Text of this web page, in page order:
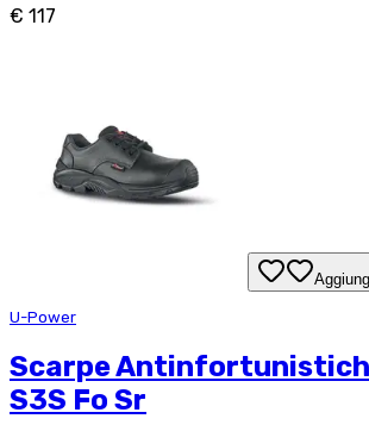
€ 117
U-Power
Scarpe
S3S Fo Sr